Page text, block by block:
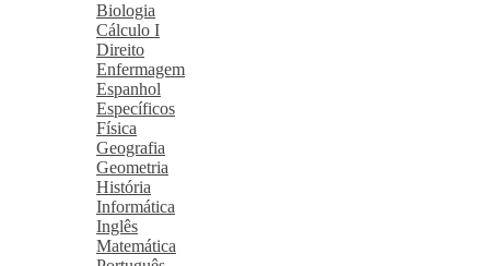
Biologia
Cálculo I
Direito
Enfermagem
Espanhol
Específicos
Física
Geografia
Geometria
História
Informática
Inglês
Matemática